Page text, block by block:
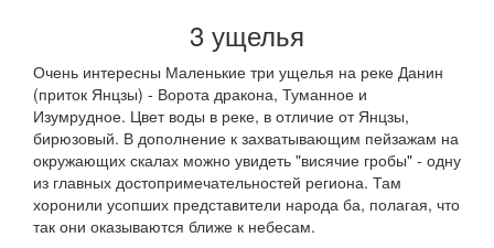
3 ущелья
Очень интересны Маленькие три ущелья на реке Данин
(приток Янцзы) - Ворота дракона, Туманное и
Изумрудное. Цвет воды в реке, в отличие от Янцзы,
бирюзовый. В дополнение к захватывающим пейзажам на
окружающих скалах можно увидеть "висячие гробы" - одну
из главных достопримечательностей региона. Там
хоронили усопших представители народа ба, полагая, что
так они оказываются ближе к небесам.